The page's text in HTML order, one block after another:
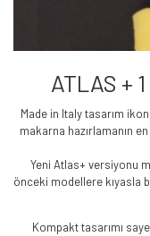
ATLAS +
Made in Italy tasarım
makarna hazırlamanın
Yeni Atlas+ versiyonu
önceki modellere kıyasla
Kompakt tasarımı